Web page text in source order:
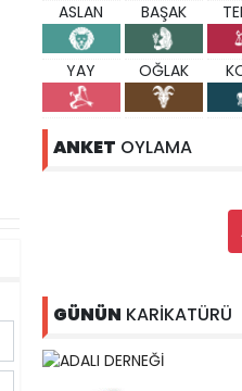
ASLAN BAŞAK
YAY OĞLAK
ANKET OYLAMA
GÜNÜN KARİKATÜRÜ